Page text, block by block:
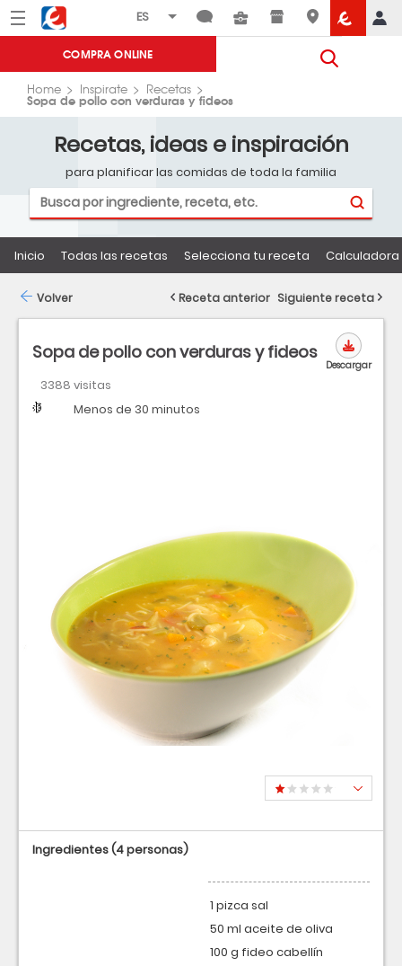
Menú Eroski
COMPRA ONLINE
Home Inspirate Recetas
Sopa de pollo con verduras y fideos
Recetas, ideas e inspiración
para planificar las comidas de toda la familia
Inicio Todas las recetas Selecciona tu receta
Sopa de pollo con verduras y fideos
3388 visitas
Dificultad
Tiempo Menos de 30 minutos
Descargar
Ingredientes(4 personas)
1 pizca sal
50 ml aceite de oliva
100 g fideo cabellín
Volver Receta anterior Siguiente receta